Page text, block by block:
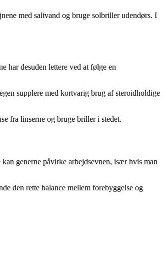
med saltvand og bruge solbriller udendørs. I
har desuden lettere ved at følge en
supplere med kortvarig brug af steroidholdige
fra linserne og bruge briller i stedet.
generne påvirke arbejdsevnen, især hvis man
den rette balance mellem forebyggelse og